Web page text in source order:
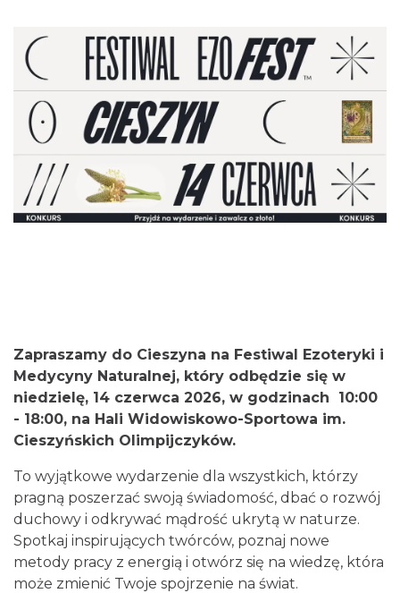
Cieszyn
2026-08-09
3.41 km
Koncert na głos i organy - Paweł Konik &
Maciej Zakrzewski
Cieszyn
2026-09-06
3.41 km
Zapraszamy do Cieszyna na Festiwal Ezoteryki i
Medycyny Naturalnej, który odbędzie się w
niedzielę, 14 czerwca 2026, w godzinach 10:00
- 18:00, na Hali Widowiskowo-Sportowa im.
Cieszyńskich Olimpijczyków.
To wyjątkowe wydarzenie dla wszystkich, którzy
pragną poszerzać swoją świadomość, dbać o rozwój
duchowy i odkrywać mądrość ukrytą w naturze.
Spotkaj inspirujących twórców, poznaj nowe
metody pracy z energią i otwórz się na wiedzę, która
może zmienić Twoje spojrzenie na świat.